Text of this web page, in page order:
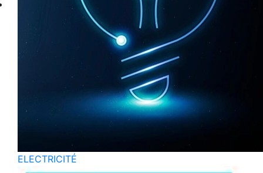
ELECTRICITÉ